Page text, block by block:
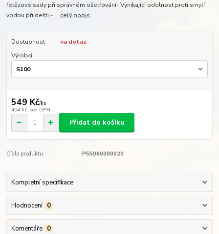
řetězové sady při správném ošetřování- Vynikající odolnost proti smytí
vodou při dešti - ... celý popis
Dostupnost
na dotaz
Výrobci
549 Kč/ks
454 Kč bez DPH
Přidat do košíku
Číslo produktu: P55060300020
Kompletní specifikace
Hodnocení 0
Komentáře 0